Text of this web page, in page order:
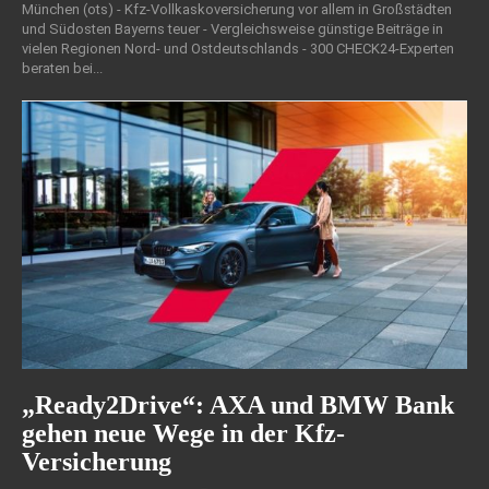
München (ots) - Kfz-Vollkaskoversicherung vor allem in Großstädten
und Südosten Bayerns teuer - Vergleichsweise günstige Beiträge in
vielen Regionen Nord- und Ostdeutschlands - 300 CHECK24-Experten
beraten bei...
„Ready2Drive“: AXA und BMW Bank
gehen neue Wege in der Kfz-
Versicherung